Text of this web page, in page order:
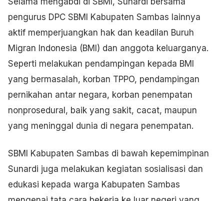
pengurus DPC SBMI Kabupaten Sambas lainnya
aktif memperjuangkan hak dan keadilan Buruh
Migran Indonesia (BMI) dan anggota keluarganya.
Seperti melakukan pendampingan kepada BMI
yang bermasalah, korban TPPO, pendampingan
pernikahan antar negara, korban penempatan
nonprosedural, baik yang sakit, cacat, maupun
yang meninggal dunia di negara penempatan.
SBMI Kabupaten Sambas di bawah kepemimpinan
Sunardi juga melakukan kegiatan sosialisasi dan
edukasi kepada warga Kabupaten Sambas